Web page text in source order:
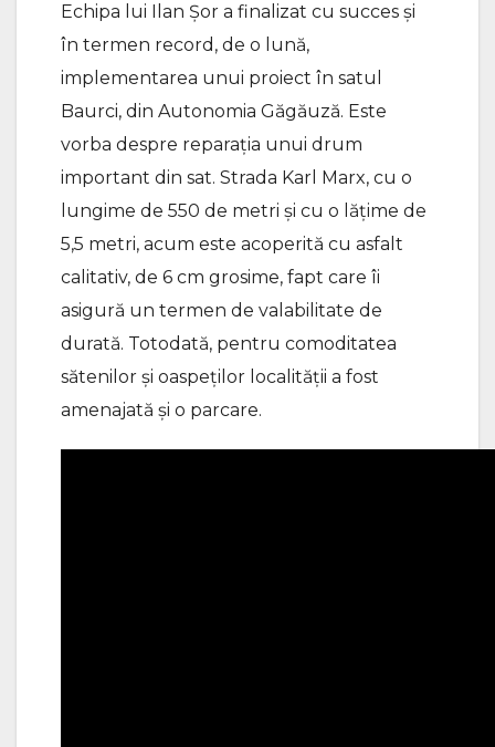
Echipa lui Ilan Șor a finalizat cu succes și
în termen record, de o lună,
implementarea unui proiect în satul
Baurci, din Autonomia Găgăuză. Este
vorba despre reparația unui drum
important din sat. Strada Karl Marx, cu o
lungime de 550 de metri și cu o lățime de
5,5 metri, acum este acoperită cu asfalt
calitativ, de 6 cm grosime, fapt care îi
asigură un termen de valabilitate de
durată. Totodată, pentru comoditatea
sătenilor și oaspeților localității a fost
amenajată și o parcare.